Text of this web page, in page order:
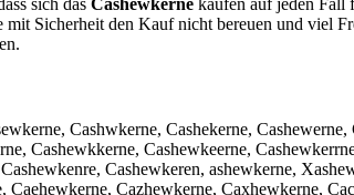
sich das Cashewkerne kaufen auf jeden Fall
Sicherheit den Kauf nicht bereuen und viel
Cashwkerne, Cashekerne,
Cashewkkerne, Cashewkeerne,
Cashewkeren, ashewkerne,
Cazhewkerne, Caxhewkerne,